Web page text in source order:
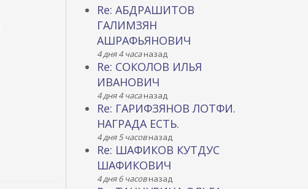
Re: АБДРАШИТОВ
ГАЛИМЗЯН
АШРАФЬЯНОВИЧ
4 дня 4 часаназад
Re: СОКОЛОВ ИЛЬЯ
ИВАНОВИЧ
4 дня 4 часаназад
Re: ГАРИФЗЯНОВ ЛОТФИ.
НАГРАДА ЕСТЬ.
4 дня 5 часовназад
Re: ШАФИКОВ КУТДУС
ШАФИКОВИЧ
4 дня 6 часовназад